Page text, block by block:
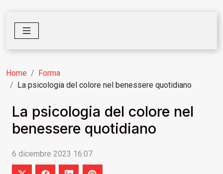
Home
Forma
La psicologia del colore nel benessere quotidiano
La psicologia del colore nel
benessere quotidiano
6 dicembre 2023 16:07